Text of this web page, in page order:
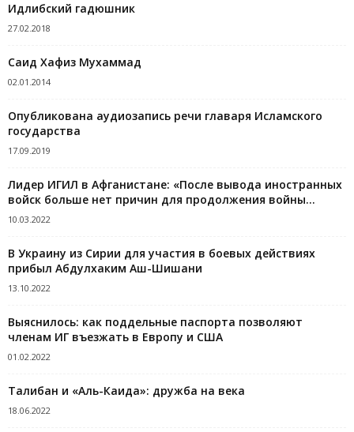
Идлибский гадюшник
27.02.2018
Саид Хафиз Мухаммад
02.01.2014
Опубликована аудиозапись речи главаря Исламского
государства
17.09.2019
Лидер ИГИЛ в Афганистане: «После вывода иностранных
войск больше нет причин для продолжения войны...
10.03.2022
В Украину из Сирии для участия в боевых действиях
прибыл Абдулхаким Аш-Шишани
13.10.2022
Выяснилось: как поддельные паспорта позволяют
членам ИГ въезжать в Европу и США
01.02.2022
Талибан и «Аль-Каида»: дружба на века
18.06.2022